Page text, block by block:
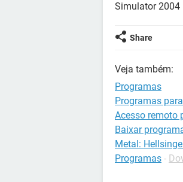
Simulator 2004
Share
Veja também:
Programas
Programas
Acesso remoto
Baixar
Metal:
Programas -